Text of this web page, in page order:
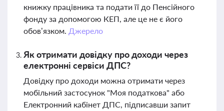
книжку працівника та подати її до Пенсійного
фонду за допомогою КЕП, але це не є його
обов’язком. Джерело
Як отримати довідку про доходи через
електронні сервіси ДПС?
Довідку про доходи можна отримати через
мобільний застосунок "Моя податкова" або
Електронний кабінет ДПС, підписавши запит